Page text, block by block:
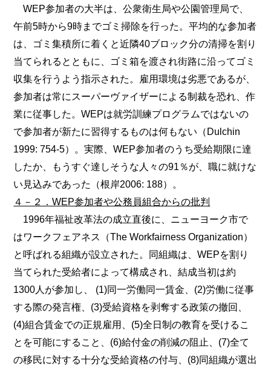
WEP参加者の大半は、公衆衛生局や公園管理局で、
午前5時から9時までゴミ掃除を行った。平均的な参加者
は、ゴミ集積所に着くと近隣40ブロック分の清掃を割り
当てられるとともに、ゴミ箱を渡され街路に沿ってゴミ
収集を行うよう指示された。雇用環境は劣悪であるが、
参加者は常にスーパーヴァイザーによる制裁を恐れ、作
業に従事した。WEPは就労訓練プログラムではないの
で参加者が新たに習得するものは何もない（Dulchin
1999: 754-5）。実際、WEP参加者のうち受給期限に達
したか、もうすぐ達しそうな人々の91％が、職に就けな
い見込みであった（根岸2006: 188）。
４－２．WEP参加者や公務員組合からの批判
1996年福祉改革法の成立直後に、ニューヨーク市で
はワークフェアネス（The Workfairness Organization）
と呼ばれる組織が設立された。同組織は、WEPを割り
当てられた受給者によって構成され、結成当初は約
1300人が参加し、 (1)同一労働同一賃金、(2)労働に従事
する際の発言権、(3)受給資格を剥奪する政策の撤回、
(4)組合賃金での正規雇用、(5)全日制の教育を受けるこ
とを可能にすること、(6)給付金の削減の阻止、(7)全て
の移民に対する十分な受給資格の付与、(8)同組織が選出